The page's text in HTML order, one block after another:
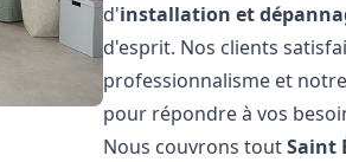
d'installation et
d'esprit. Nos clients
professionnalisme et
pour répondre à vos
Nous couvrons toutSaint